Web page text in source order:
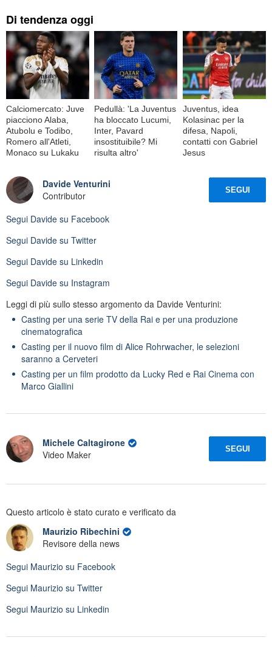
Di tendenza oggi
Calciomercato: Juve
piacciono Alaba,
Atubolu e Todibo,
Romero all'Atleti,
Monaco su Lukaku
Pedullà: 'La Juventus
ha bloccato Lucumi,
Inter, Pavard
insostituibile? Mi
risulta altro'
Juventus, idea
Kolasinac per la
difesa, Napoli,
contatti con Gabriel
Jesus
Davide Venturini
Contributor
SEGUI
Segui Davide su Facebook
Segui Davide su Twitter
Segui Davide su Linkedin
Segui Davide su Instagram
Leggi di più sullo stesso argomento da Davide Venturini:
Casting per una serie TV della Rai e per una produzione
cinematografica
Casting per il nuovo film di Alice Rohrwacher, le selezioni
saranno a Cerveteri
Casting per un film prodotto da Lucky Red e Rai Cinema con
Marco Giallini
Michele Caltagirone
Video Maker
SEGUI
Questo articolo è stato curato e verificato da
Maurizio Ribechini
Revisore della news
Segui Maurizio su Facebook
Segui Maurizio su Twitter
Segui Maurizio su Linkedin